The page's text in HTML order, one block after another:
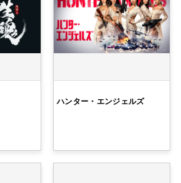
ハンター・エンジェルズ